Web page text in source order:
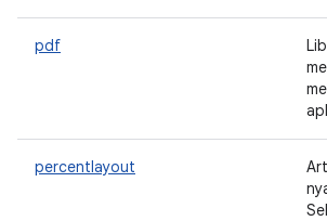
pdf
percentlayout